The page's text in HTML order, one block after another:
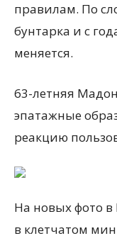
правилам. По
бунтарка и с
меняется.
63-летняя
эпатажные
реакцию
На новых фото в
в клетчатом